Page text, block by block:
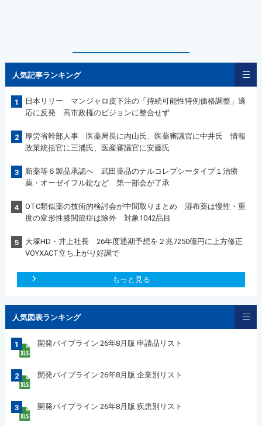
人気記事ランキング
1
日本リリー マンジャロ皮下注の「持続可能性特例価格調整」適
応に反発 高市政権のビジョンに整合せず
2
厚労省幹部人事 医薬局長に内山氏、医薬審議官に中井氏 情報
政策統括官に三浦氏、医産審議官に安藤氏
3
新薬等６製品承認へ 武田薬品のナルコレプシータイプ１治療
薬・オーゼイフル錠など 第一部会が了承
4
OTC類似薬の技術的検討会が中間取りまとめ 湿布薬は慢性・重
度の変形性膝関節症は除外 対象1042品目
5
大塚HD・井上社長 26年度通期予想を２兆7250億円に上方修正
VOYXACT立ち上がり好調で
もっと見る
人気図表ランキング
1 開発パイプライン 26年8月版 申請品リスト
2 開発パイプライン 26年8月版 企業別リスト
3 開発パイプライン 26年8月版 疾患別リスト